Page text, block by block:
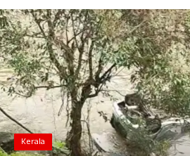
Entertainment
Sports
Food
Gulf News
Loksabha Election 2024
Kerala